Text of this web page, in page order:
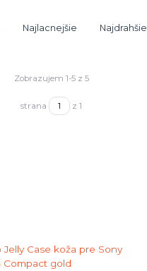
Najlacnejšie Najdrahšie
Zobrazujem 1-5 z 5
strana z 1